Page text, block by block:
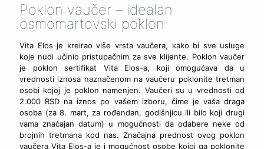
Poklon vaučer – idealan
osmomartovski poklon
Vita Elos je kreirao više vrsta vaučera, kako bi sve usluge
koje nudi učinio pristupačnim za sve klijente. Poklon vaučer
je poklon sertifikat Vita Elos-a, koji omogućava da u
vrednosti iznosa naznačenom na vaučeru poklonite tretman
osobi kojoj je poklon namenjen. Vaučeri su u vrednosti od
2.000 RSD na iznos po vašem izboru, čime je vaša draga
osoba (za 8. mart, za rođendan, godišnjicu ili bilo koji drugi
vama značajan datum) u mogućnosti da odabere neke od
brojnih tretmana kod nas. Značajna prednost ovog poklon
vaučera Vita Elos-a je i mogućnost osobe kojoj ga poklonite